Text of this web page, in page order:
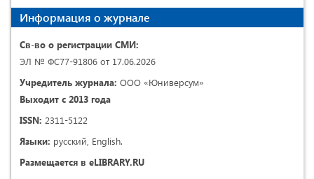
Информация о журнале
Св-во о регистрации СМИ:
ЭЛ № ФС77-91806 от 17.06.2026
Учредитель журнала: ООО «Юниверсум»
Выходит с 2013 года
ISSN: 2311-5122
Языки: русский, English.
Размещается в eLIBRARY.RU